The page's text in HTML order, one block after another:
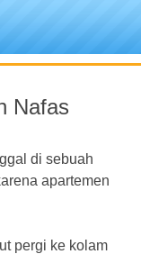
Nafas
di sebuah
apartemen
pergi ke kolam